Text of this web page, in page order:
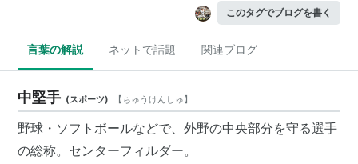
このタグでブログを書く
言葉の解説 ネットで話題 関連ブログ
中堅手 (スポーツ) 【ちゅうけんしゅ】
野球・ソフトボールなどで、外野の中央部分を守る選手
の総称。センターフィルダー。